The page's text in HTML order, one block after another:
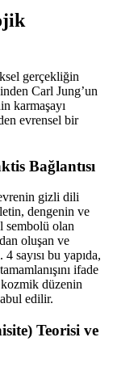
gerçekliğin
Carl Jung’un
karmaşayı
evrensel bir
Bağlantısı
gizli dili
dengenin ve
sembolü olan
oluşan ve
sayısı bu yapıda,
ifade
kozmik düzenin
edilir.
Teorisi ve